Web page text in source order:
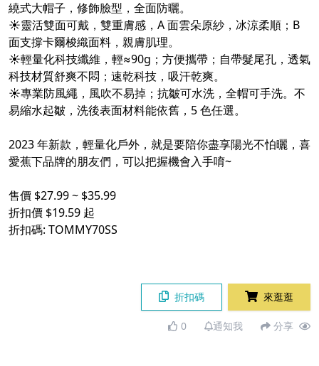
繞式大帽子，修飾臉型，全面防曬。
☀靈活雙面可戴，雙重膚感，A 面雲朵原紗，冰涼柔順；B
面支撐卡爾梭織面料，親膚肌理。
☀輕量化科技纖維，輕≈90g；方便攜帶；自帶髮尾孔，透氣
科技材質舒爽不悶；速乾科技，吸汗乾爽。
☀專業防風繩，風吹不易掉；抗皺可水洗，全帽可手洗。不
易縮水起皺，洗後表面材料能依舊，5 色任選。
2023 年新款，輕量化戶外，就是要陪你盡享陽光不怕曬，喜
愛蕉下品牌的朋友們，可以把握機會入手唷~
售價 $27.99 ~ $35.99
折扣價 $19.59 起
折扣碼: TOMMY70SS
折扣碼 來逛逛
0 通知我 分享